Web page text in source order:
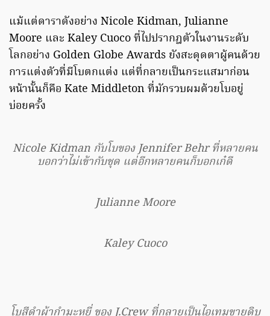
แม้แต่ดาราดังอย่าง Nicole Kidman, Julianne
Moore และ Kaley Cuoco ที่ไปปรากฎตัวในงานระดับ
โลกอย่าง Golden Globe Awards ยังสะดุดตาผู้คนด้วย
การแต่งตัวที่มีโบตกแต่ง แต่ที่กลายเป็นกระแสมาก่อน
หน้านั้นก็คือ Kate Middleton ที่มักรวบผมด้วยโบอยู่
บ่อยครั้ง
Nicole Kidman กับโบของ Jennifer Behr ที่หลายคน
บอกว่าไม่เข้ากับชุด แต่อีกหลายคนก็บอกเก๋ดี
Julianne Moore
Kaley Cuoco